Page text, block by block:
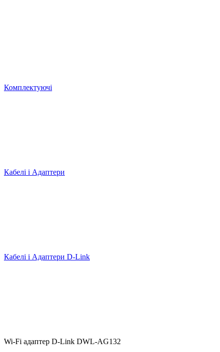
Комплектуючі
Кабелі і Адаптери
Кабелі і Адаптери D-Link
Wi-Fi адаптер D-Link DWL-AG132